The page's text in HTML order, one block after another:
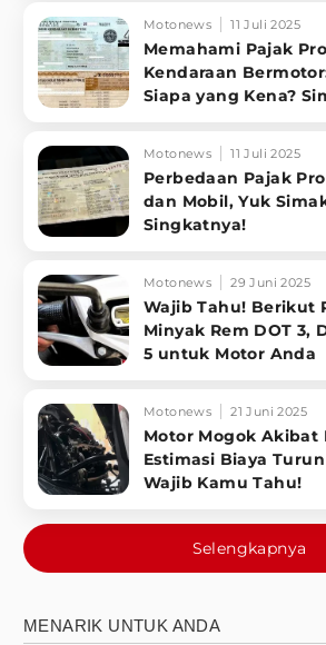
Motonews 11 Juli 2025
Memahami Pajak
Kendaraan
Siapa yang Kena?
Motonews 11 Juli 2025
Perbedaan Pajak
dan Mobil, Yuk
Singkatnya!
Motonews 29 Juni 2025
Wajib Tahu! Berikut
Minyak Rem DOT 3,
5 untuk Motor Anda
Motonews 21 Juni 2025
Motor Mogok Akibat
Estimasi Biaya
Wajib Kamu Tahu!
Selengkapnya